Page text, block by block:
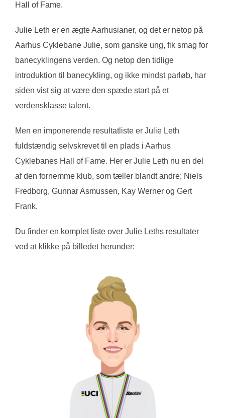
Hall of Fame.
Julie Leth er en ægte Aarhusianer, og det er netop på
Aarhus Cyklebane Julie, som ganske ung, fik smag for
banecyklingens verden. Og netop den tidlige
introduktion til banecykling, og ikke mindst parløb, har
siden vist sig at være den spæde start på et
verdensklasse talent.
Men en imponerende resultatliste er Julie Leth
fuldstændig selvskrevet til en plads i Aarhus
Cyklebanes Hall of Fame. Her er Julie Leth nu en del
af den fornemme klub, som tæller blandt andre; Niels
Fredborg, Gunnar Asmussen, Kay Werner og Gert
Frank.
Du finder en komplet liste over Julie Leths resultater
ved at klikke på billedet herunder: